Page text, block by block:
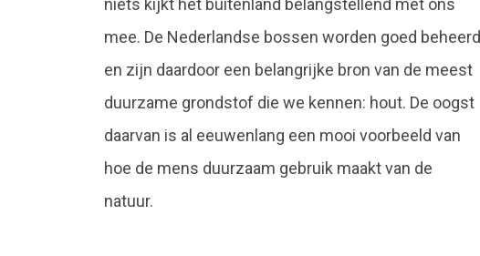
niets kijkt het buitenland belangstellend met ons
mee. De Nederlandse bossen worden goed beheerd
en zijn daardoor een belangrijke bron van de meest
duurzame grondstof die we kennen: hout. De oogst
daarvan is al eeuwenlang een mooi voorbeeld van
hoe de mens duurzaam gebruik maakt van de
natuur.